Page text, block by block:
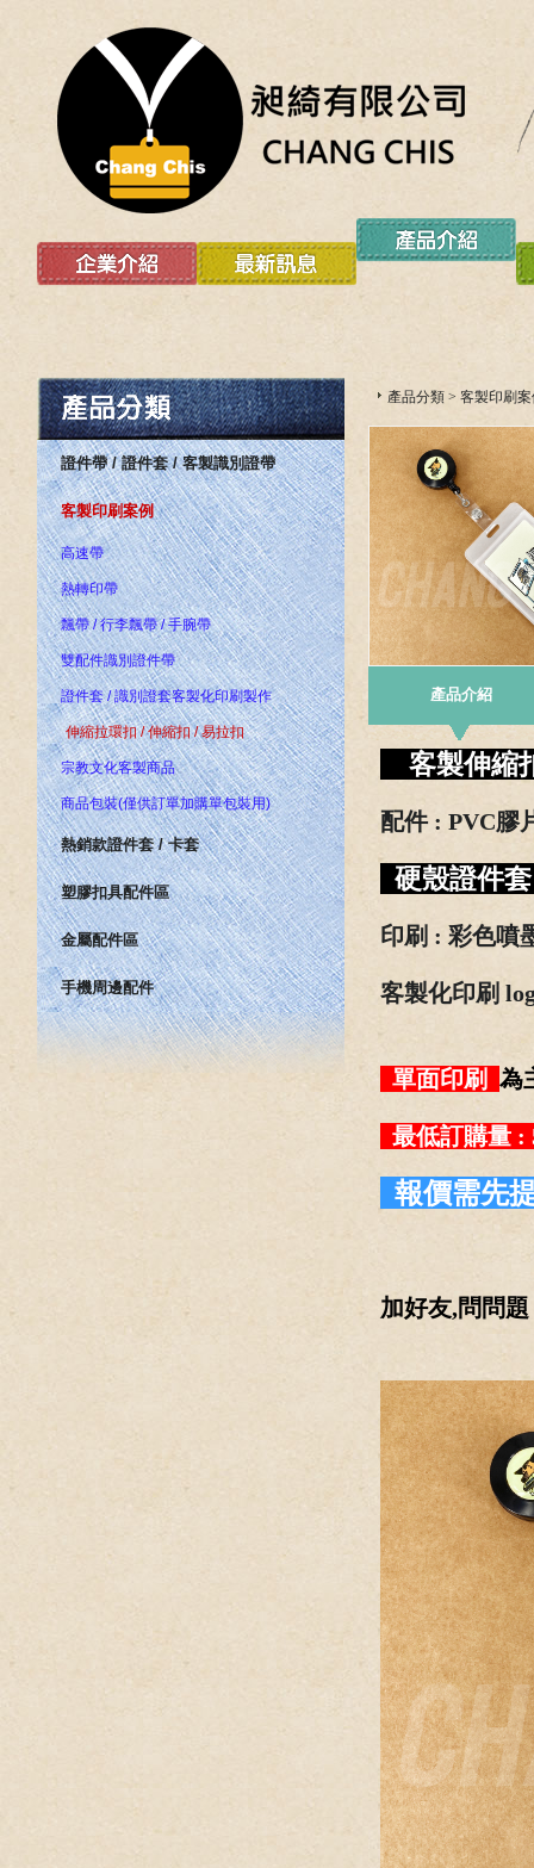
證件帶 / 證件套 / 客製識別證帶
客製印刷案例
高速帶
熱轉印帶
飄帶 / 行李飄帶 / 手腕帶
雙配件識別證件帶
證件套 / 識別證套客製化印刷製作
伸縮拉環扣 / 伸縮扣 / 易拉扣
宗教文化客製商品
商品包裝(僅供訂單加購單包裝用)
熱銷款證件套 / 卡套
塑膠扣具配件區
金屬配件區
手機周邊配件
產品分類 > 客製印刷
產品介紹
客製伸
配件 : PVC膠
硬殼證件
印刷 : 彩色噴
客製化印刷
單面印刷 為
最低訂購量 :
報價需先
加好友,問問